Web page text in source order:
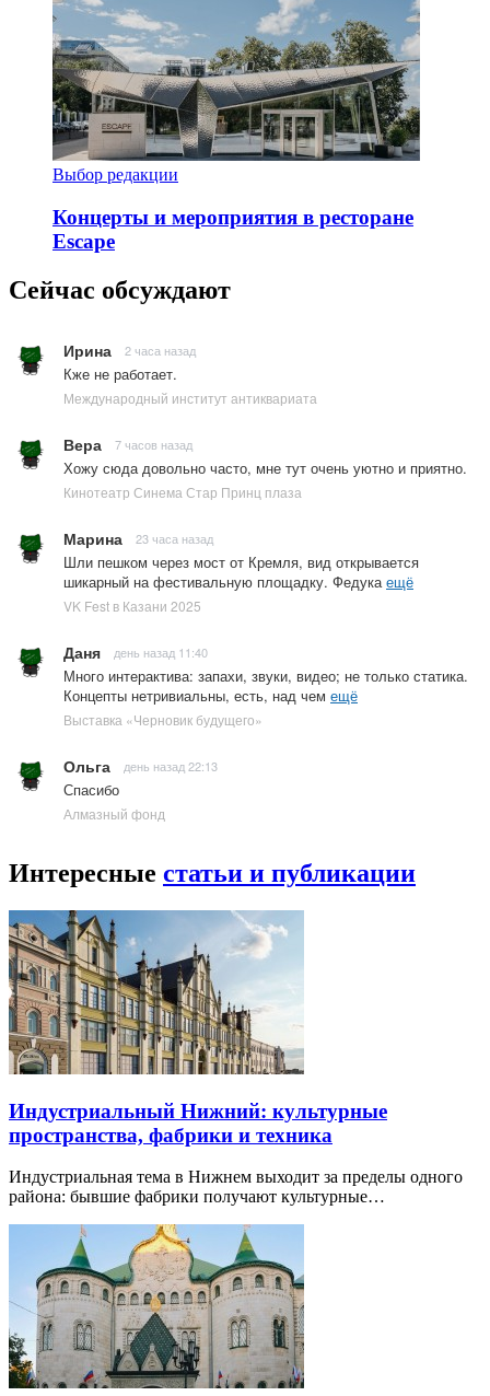
Выбор редакции
Концерты и мероприятия в ресторане
Escape
Сейчас обсуждают
Ирина 2 часа назад
Кже не работает.
Международный институт антиквариата
Вера 7 часов назад
Хожу сюда довольно часто, мне тут очень уютно и приятно.
Кинотеатр Синема Стар Принц плаза
Марина 23 часа назад
Шли пешком через мост от Кремля, вид открывается
шикарный на фестивальную площадку. Федукаещё
VK Fest в Казани 2025
Даня день назад 11:40
Много интерактива: запахи, звуки, видео; не только статика.
Концепты нетривиальны, есть, над чем ещё
Выставка «Черновик будущего»
Ольга день назад 22:13
Спасибо
Алмазный фонд
Интересные статьи и публикации
Индустриальный Нижний: культурные
пространства, фабрики и техника
Индустриальная тема в Нижнем выходит за пределы одного
района: бывшие фабрики получают культурные…